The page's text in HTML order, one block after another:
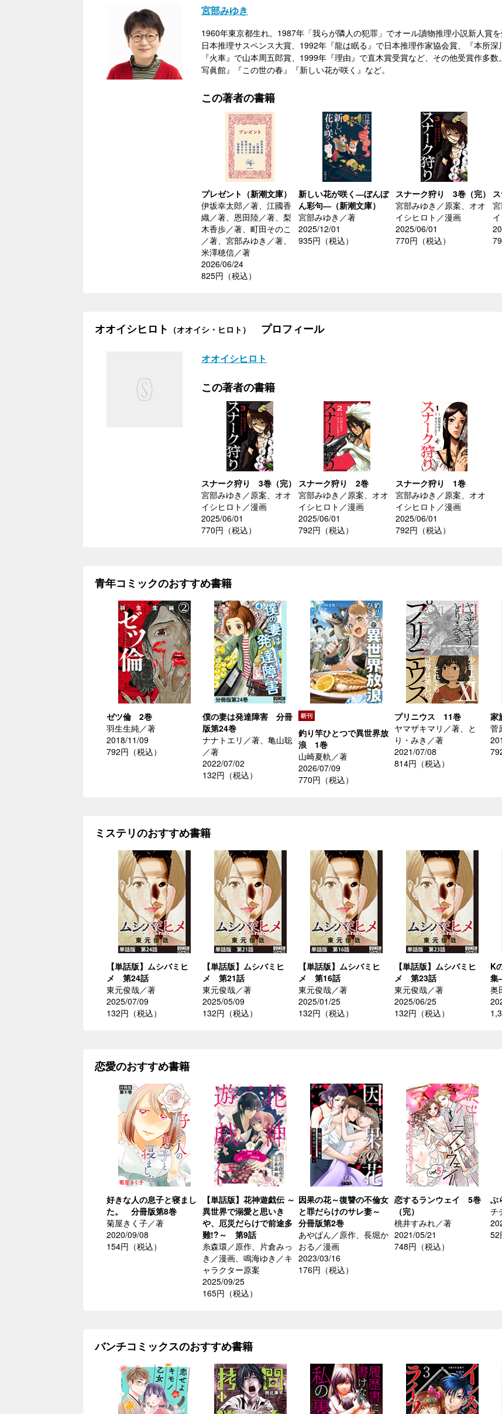
宮部みゆき
1960年東京都生れ。1987年「我らが隣人の犯罪」でオール讀物推理小説新人賞
日本推理サスペンス大賞、1992年『龍は眠る』で日本推理作家協会賞、『本所
『火車』で山本周五郎賞、1999年『理由』で直木賞受賞など、その他受賞作多
写眞館』『この世の春』『新しい花が咲く』など。
この著者の書籍
プレゼント（新潮文庫）
伊坂幸太郎／著、江國香
織／著、恩田陸／著、梨
木香歩／著、町田そのこ
／著、宮部みゆき／著、
米澤穂信／著
2026/06/24
825円（税込）
新しい花が咲く―ぼんぼ
ん彩句―（新潮文庫）
宮部みゆき／著
2025/12/01
935円（税込）
スナーク狩り 3巻（完）
宮部みゆき／原案、オオ
イシヒロト／漫画
2025/06/01
770円（税込）
オオイシヒロト （オオイシ・ヒロト） プロフィール
オオイシヒロト
この著者の書籍
スナーク狩り 3巻（完）
宮部みゆき／原案、オオ
イシヒロト／漫画
2025/06/01
770円（税込）
スナーク狩り 2巻
宮部みゆき／原案、オオ
イシヒロト／漫画
2025/06/01
792円（税込）
スナーク狩り 1巻
宮部みゆき／原案、オオ
イシヒロト／漫画
2025/06/01
792円（税込）
青年コミックのおすすめ書籍
ゼツ倫 2巻
羽生生純／著
2018/11/09
792円（税込）
僕の妻は発達障害 分冊
版第24巻
ナナトエリ／著、亀山聡
／著
2022/07/02
132円（税込）
釣り竿ひとつで異世界放
浪 1巻
山崎夏軌／著
2026/07/09
770円（税込）
プリニウス 11巻
ヤマザキマリ／著、と
り・みき／著
2021/07/08
814円（税込）
家
菅
ミステリのおすすめ書籍
【単話版】ムシバミヒ
メ 第24話
東元俊哉／著
2025/07/09
132円（税込）
【単話版】ムシバミヒ
メ 第21話
東元俊哉／著
2025/05/09
132円（税込）
【単話版】ムシバミヒ
メ 第16話
東元俊哉／著
2025/01/25
132円（税込）
【単話版】ムシバミヒ
メ 第23話
東元俊哉／著
2025/06/25
132円（税込）
K
集
奥
恋愛のおすすめ書籍
好きな人の息子と寝まし
た。 分冊版第8巻
菊屋きく子／著
2020/09/08
154円（税込）
【単話版】花神遊戯伝 ～
異世界で溺愛と思いき
や、厄災だらけで前途多
難!?～ 第9話
糸森環／原作、片倉みっ
き／漫画、鳴海ゆき／キ
ャラクター原案
2025/09/25
165円（税込）
因果の花～復讐の不倫女
と罪だらけのサレ妻～
分冊版第2巻
あやぱん／原作、長堀か
おる／漫画
2023/03/16
176円（税込）
恋するランウェイ 5巻
（完）
桃井すみれ／著
2021/05/21
748円（税込）
ぶ
チ
52
バンチコミックスのおすすめ書籍